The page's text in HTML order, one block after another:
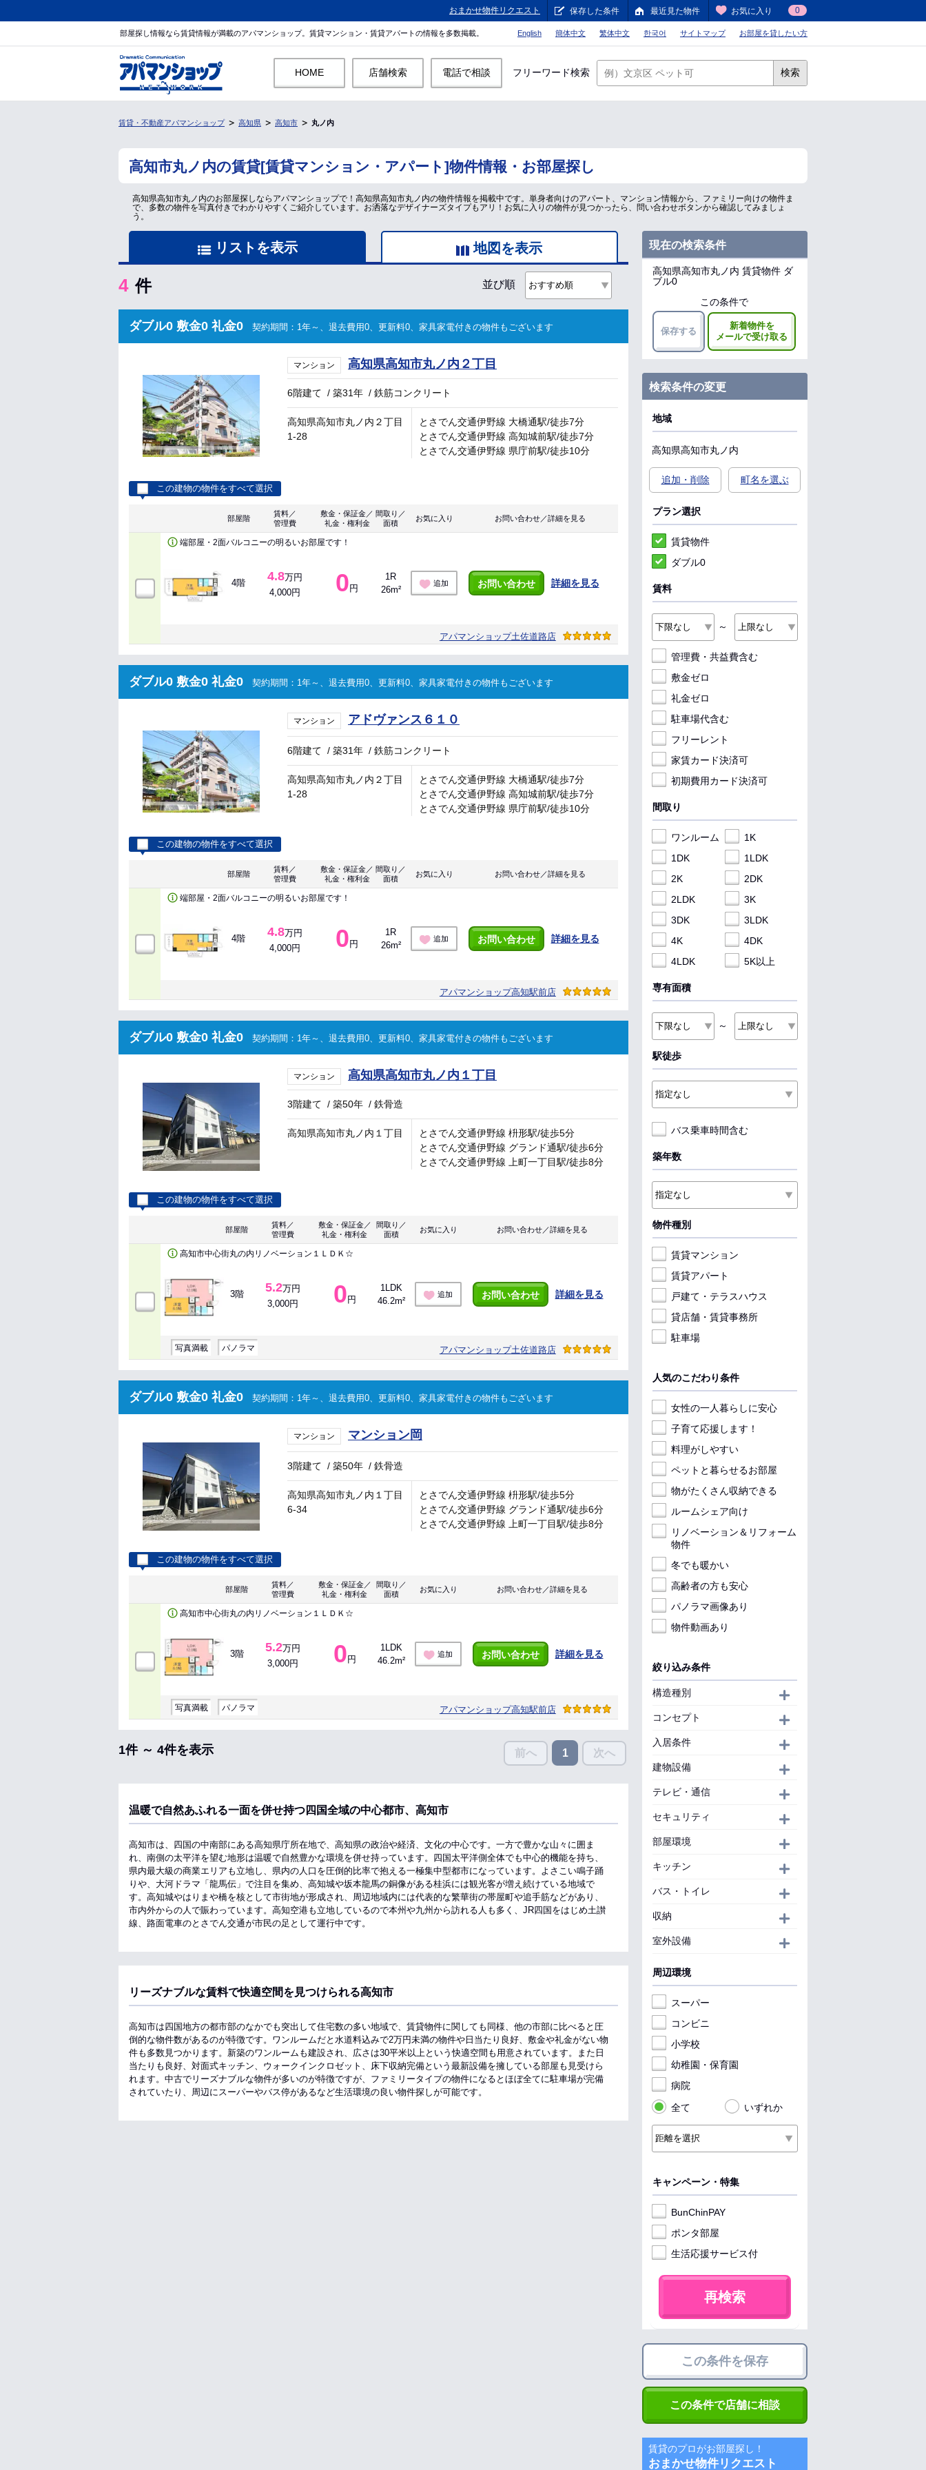
おまかせ物件リクエスト 保存した条件 最近見た物件 お気に入り 0
部屋探し情報なら賃貸情報が満載のアパマンショップ。賃貸マンション・賃貸アパートの情報を多数掲載。 English 簡体中文 繁体中文 한국어 サイトマップ お部屋を貸したい方
HOME 店舗検索 電話で相談 フリーワード検索 検索
賃貸・不動産アパマンショップ 高知県 高知市 丸ノ内
高知市丸ノ内の賃貸[賃貸マンション・アパート]物件情報・お部屋探し
高知県高知市丸ノ内のお部屋探しならアパマンショップで！高知県高知市丸ノ内の物件情報を掲載中です。単身者向けのアパート、マンション情報から、ファミリー向けの物件ま
で、多数の物件を写真付きでわかりやすくご紹介しています。お洒落なデザイナーズタイプもアリ！お気に入りの物件が見つかったら、問い合わせボタンから確認してみましょ
う。
リストを表示 地図を表示
4 件 並び順
ダブル0 敷金0 礼金0 契約期間：1年～、退去費用0、更新料0、家具家電付きの物件もございます
マンション 高知県高知市丸ノ内２丁目
6階建て /築31年 /鉄筋コンクリート
高知県高知市丸ノ内２丁目
1-28
とさでん交通伊野線 大橋通駅/徒歩7分
とさでん交通伊野線 高知城前駅/徒歩7分
とさでん交通伊野線 県庁前駅/徒歩10分
この建物の物件をすべて選択
部屋階
賃料／
管理費
敷金・保証金／
礼金・権利金
間取り／
面積
お気に入り お問い合わせ／詳細を見る
端部屋・2面バルコニーの明るいお部屋です！
4階 4.8万円
4,000円
0 円
1R
26m²
追加 お問い合わせ 詳細を見る
アパマンショップ土佐道路店
ダブル0 敷金0 礼金0 契約期間：1年～、退去費用0、更新料0、家具家電付きの物件もございます
マンション アドヴァンス６１０
6階建て /築31年 /鉄筋コンクリート
高知県高知市丸ノ内２丁目
1-28
とさでん交通伊野線 大橋通駅/徒歩7分
とさでん交通伊野線 高知城前駅/徒歩7分
とさでん交通伊野線 県庁前駅/徒歩10分
この建物の物件をすべて選択
部屋階
賃料／
管理費
敷金・保証金／
礼金・権利金
間取り／
面積
お気に入り お問い合わせ／詳細を見る
端部屋・2面バルコニーの明るいお部屋です！
4階 4.8万円
4,000円
0 円
1R
26m²
追加 お問い合わせ 詳細を見る
アパマンショップ高知駅前店
ダブル0 敷金0 礼金0 契約期間：1年～、退去費用0、更新料0、家具家電付きの物件もございます
マンション 高知県高知市丸ノ内１丁目
3階建て /築50年 /鉄骨造
高知県高知市丸ノ内１丁目
とさでん交通伊野線 枡形駅/徒歩5分
とさでん交通伊野線 グランド通駅/徒歩6分
とさでん交通伊野線 上町一丁目駅/徒歩8分
この建物の物件をすべて選択
部屋階
賃料／
管理費
敷金・保証金／
礼金・権利金
間取り／
面積
お気に入り お問い合わせ／詳細を見る
高知市中心街丸の内リノベーション１ＬＤＫ☆
3階 5.2万円
3,000円
0 円
1LDK
46.2m²
追加 お問い合わせ 詳細を見る
写真満載 パノラマ アパマンショップ土佐道路店
ダブル0 敷金0 礼金0 契約期間：1年～、退去費用0、更新料0、家具家電付きの物件もございます
マンション マンション岡
3階建て /築50年 /鉄骨造
高知県高知市丸ノ内１丁目
6-34
とさでん交通伊野線 枡形駅/徒歩5分
とさでん交通伊野線 グランド通駅/徒歩6分
とさでん交通伊野線 上町一丁目駅/徒歩8分
この建物の物件をすべて選択
部屋階
賃料／
管理費
敷金・保証金／
礼金・権利金
間取り／
面積
お気に入り お問い合わせ／詳細を見る
高知市中心街丸の内リノベーション１ＬＤＫ☆
3階 5.2万円
3,000円
0 円
1LDK
46.2m²
追加 お問い合わせ 詳細を見る
写真満載 パノラマ アパマンショップ高知駅前店
1件 ～ 4件を表示 前へ 1 次へ
温暖で自然あふれる一面を併せ持つ四国全域の中心都市、高知市
高知市は、四国の中南部にある高知県庁所在地で、高知県の政治や経済、文化の中心です。一方で豊かな山々に囲ま
れ、南側の太平洋を望む地形は温暖で自然豊かな環境を併せ持っています。四国太平洋側全体でも中心的機能を持ち、
県内最大級の商業エリアも立地し、県内の人口を圧倒的比率で抱える一極集中型都市になっています。よさこい鳴子踊
りや、大河ドラマ「龍馬伝」で注目を集め、高知城や坂本龍馬の銅像がある桂浜には観光客が増え続けている地域で
す。高知城やはりまや橋を核として市街地が形成され、周辺地域内には代表的な繁華街の帯屋町や追手筋などがあり、
市内外からの人で賑わっています。高知空港も立地しているので本州や九州から訪れる人も多く、JR四国をはじめ土讃
線、路面電車のとさでん交通が市民の足として運行中です。
リーズナブルな賃料で快適空間を見つけられる高知市
高知市は四国地方の都市部のなかでも突出して住宅数の多い地域で、賃貸物件に関しても同様、他の市部に比べると圧
倒的な物件数があるのが特徴です。ワンルームだと水道料込みで2万円未満の物件や日当たり良好、敷金や礼金がない物
件も多数見つかります。新築のワンルームも建設され、広さは30平米以上という快適空間も用意されています。また日
当たりも良好、対面式キッチン、ウォークインクロゼット、床下収納完備という最新設備を擁している部屋も見受けら
れます。中古でリーズナブルな物件が多いのが特徴ですが、ファミリータイプの物件になるとほぼ全てに駐車場が完備
されていたり、周辺にスーパーやバス停があるなど生活環境の良い物件探しが可能です。
現在の検索条件
高知県高知市丸ノ内 賃貸物件 ダ
ブル0
この条件で
保存する
新着物件を
メールで受け取る
検索条件の変更
地域
高知県高知市丸ノ内
追加・削除 町名を選ぶ
プラン選択
賃貸物件
ダブル0
賃料
～
管理費・共益費含む
敷金ゼロ
礼金ゼロ
駐車場代含む
フリーレント
家賃カード決済可
初期費用カード決済可
間取り
ワンルーム
1K
1DK
1LDK
2K
2DK
2LDK
3K
3DK
3LDK
4K
4DK
4LDK
5K以上
専有面積
～
駅徒歩
バス乗車時間含む
築年数
物件種別
賃貸マンション
賃貸アパート
戸建て・テラスハウス
貸店舗・賃貸事務所
駐車場
人気のこだわり条件
女性の一人暮らしに安心
子育て応援します！
料理がしやすい
ペットと暮らせるお部屋
物がたくさん収納できる
ルームシェア向け
リノベーション＆リフォーム
物件
冬でも暖かい
高齢者の方も安心
パノラマ画像あり
物件動画あり
絞り込み条件
構造種別
コンセプト
入居条件
建物設備
テレビ・通信
セキュリティ
部屋環境
キッチン
バス・トイレ
収納
室外設備
周辺環境
スーパー
コンビニ
小学校
幼稚園・保育園
病院
全て
いずれか
キャンペーン・特集
BunChinPAY
ポンタ部屋
生活応援サービス付
再検索
この条件を保存
この条件で店舗に相談
賃貸のプロがお部屋探し！
おまかせ物件リクエスト